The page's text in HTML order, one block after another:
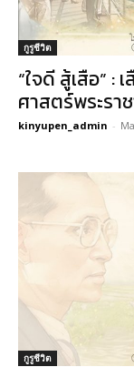
กูรูชีวิต
“ใจดี สู้เสือ” :
ศาสตร์พระรา
kinyupen_admin -
กูรูชีวิต